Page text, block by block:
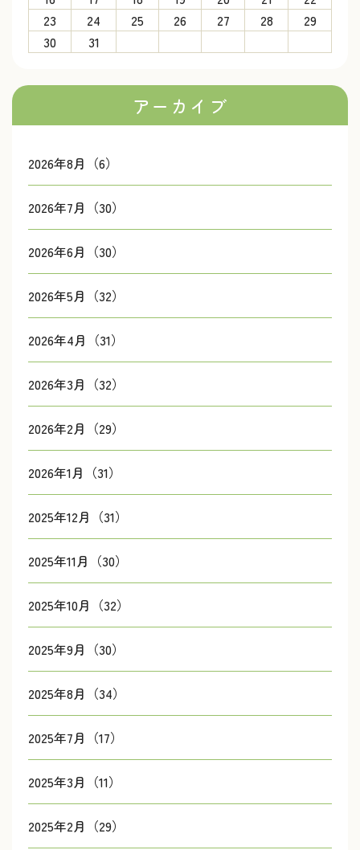
23
24 25 26 27 28
29
30
31
アーカイブ
2026年8月（6）
2026年7月（30）
2026年6月（30）
2026年5月（32）
2026年4月（31）
2026年3月（32）
2026年2月（29）
2026年1月（31）
2025年12月（31）
2025年11月（30）
2025年10月（32）
2025年9月（30）
2025年8月（34）
2025年7月（17）
2025年3月（11）
2025年2月（29）